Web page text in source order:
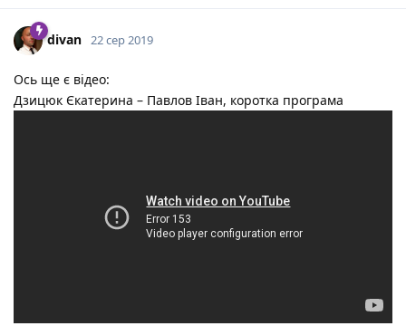
divan 22 сер 2019
Ось ще є відео:
Дзицюк Єкатерина – Павлов Іван, коротка програма